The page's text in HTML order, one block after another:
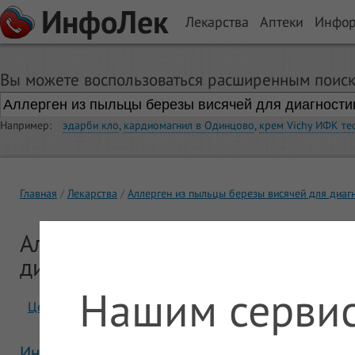
ИнфоЛек Лекарства Аптеки
Вы можете воспользоваться расширенным
Например: эдарби кло, кардиомагнил в Одинцово, крем Vichy ИФК
Главная Лекарства Аллерген из пыльцы березы висячей для
Аллерген из пыльцы березы
диагностики и лечения
Цены Отзывы
Нашим